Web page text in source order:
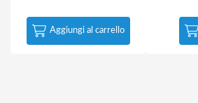
Aggiungi al carrello